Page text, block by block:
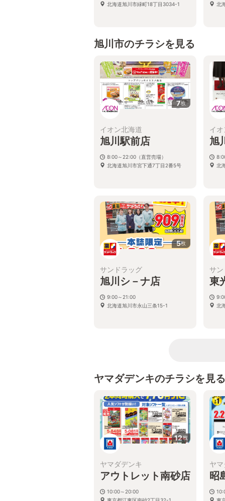
北海道旭川市緑町18丁目3034-1
北
旭川市のチラシを見る
7枚
イオン北海道
旭川駅前店
8:00～22:00（直営売場）
北海道旭川市宮下通7丁目2番5号
イ
旭
北
5枚
サンドラッグ
旭川シ－ナ店
9:00～21:00
北海道旭川市永山三条15-1
サ
東
北
ヤマダデンキのチラシを見る
12枚
ヤマダデンキ
アウトレット南砂店
10:00～20:00
東京都江東区南砂2丁目32-1
ヤ
昭
東